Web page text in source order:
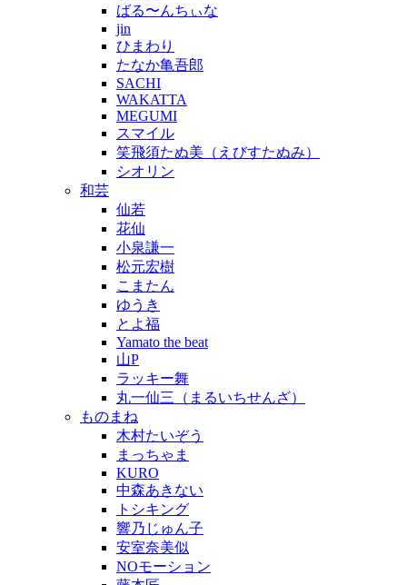
ばる〜んちぃな
jin
ひまわり
たなか亀吾郎
SACHI
WAKATTA
MEGUMI
スマイル
笑飛須たぬ美（えびすたぬみ）
シオリン
和芸
仙若
花仙
小泉謙一
松元宏樹
こまたん
ゆうき
とよ福
Yamato the beat
山P
ラッキー舞
丸一仙三（まるいちせんざ）
ものまね
木村たいぞう
まっちゃま
KURO
中森あきない
トシキング
響乃じゅん子
安室奈美似
NOモーション